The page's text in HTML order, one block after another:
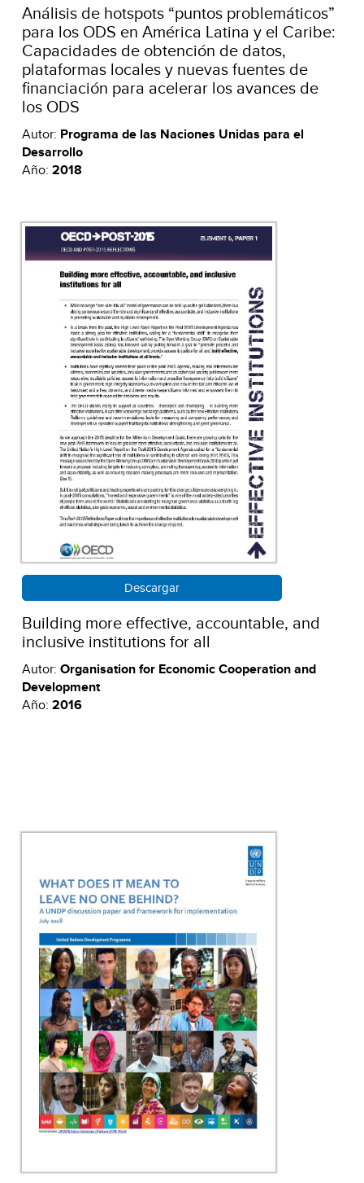
Análisis de hotspots “puntos problemáticos”
para los ODS en América Latina y el Caribe:
Capacidades de obtención de datos,
plataformas locales y nuevas fuentes de
financiación para acelerar los avances de
los ODS
Autor: Programa de las Naciones Unidas para el
Desarrollo
Año: 2018
Descargar
Building more effective, accountable, and
inclusive institutions for all
Autor: Organisation for Economic Cooperation and
Development
Año: 2016